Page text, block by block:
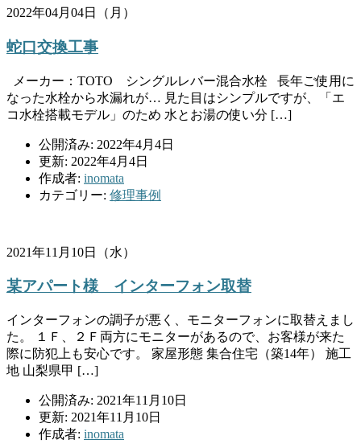
2022年04月04日（月）
蛇口交換工事
メーカー：TOTO シングルレバー混合水栓 長年ご使用に
なった水栓から水漏れが… 見た目はシンプルですが、「エ
コ水栓搭載モデル」のため 水とお湯の使い分 […]
公開済み: 2022年4月4日
更新: 2022年4月4日
作成者: inomata
カテゴリー: 修理事例
2021年11月10日（水）
某アパート様 インターフォン取替
インターフォンの調子が悪く、モニターフォンに取替えまし
た。 １Ｆ、２Ｆ両方にモニターがあるので、お客様が来た
際に防犯上も安心です。 家屋形態 集合住宅（築14年） 施工
地 山梨県甲 […]
公開済み: 2021年11月10日
更新: 2021年11月10日
作成者: inomata